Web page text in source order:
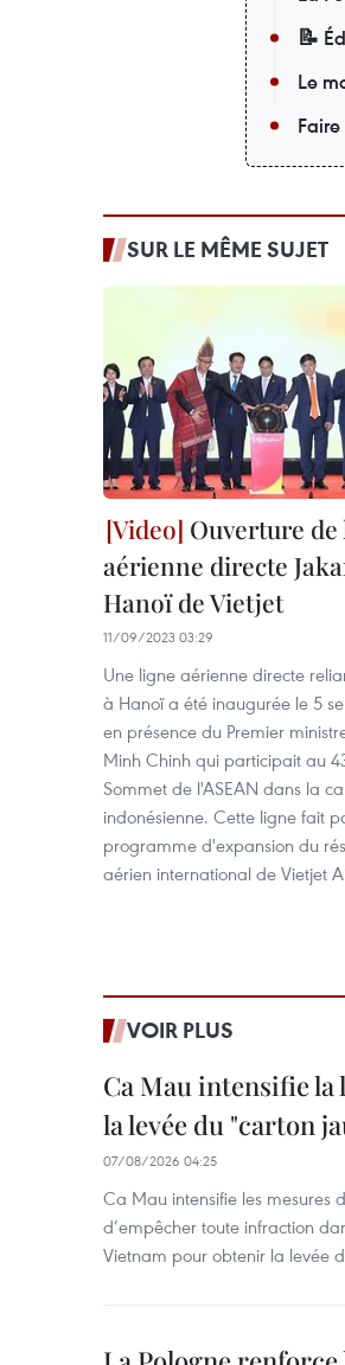
📝
Le
SUR LE MÊME SUJET
Ouverture de
aérienne directe
Hanoï de Vietjet
11/09/2023 03:29
Une ligne aérienne directe
à Hanoï a été inaugurée le 5
en présence du Premier
Minh Chinh qui participait au
Sommet de l'ASEAN dans la
indonésienne. Cette ligne fait
programme d'expansion du
aérien international de Vietjet
VOIR PLUS
Ca Mau intensifie la
la levée du "carton
07/08/2026 04:25
Ca Mau intensifie les mesures
d’empêcher toute infraction
Vietnam pour obtenir la levée